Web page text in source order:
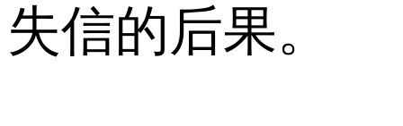
失信的后果。